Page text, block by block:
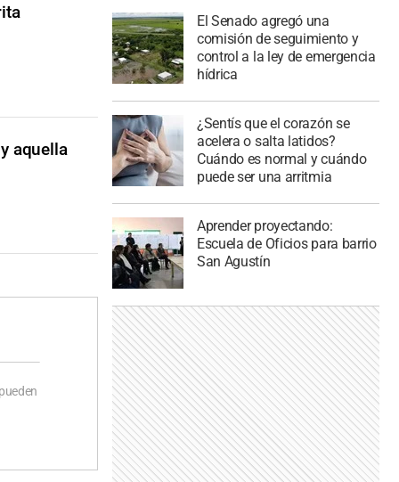
aquella
El Senado agregó una
comisión de seguimiento y
control a la ley de emergencia
hídrica
¿Sentís que el corazón se
acelera o salta latidos?
Cuándo es normal y cuándo
puede ser una arritmia
Aprender proyectando:
Escuela de Oficios para barrio
San Agustín